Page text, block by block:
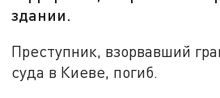
здании.
Преступник, взорвавший
суда в Киеве, погиб.